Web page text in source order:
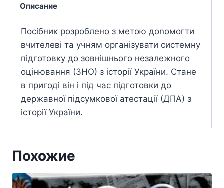
Описание
Посібник розроблено з метою доnомогти
вчителеві та учням організувати системну
підготовку до зовнішнього незалежного
оцінювання (ЗНО) з історії України. Стане
в пригоді він і під час підготовки до
державної підсумкової атестації (ДПА) з
історії України.
Похожие